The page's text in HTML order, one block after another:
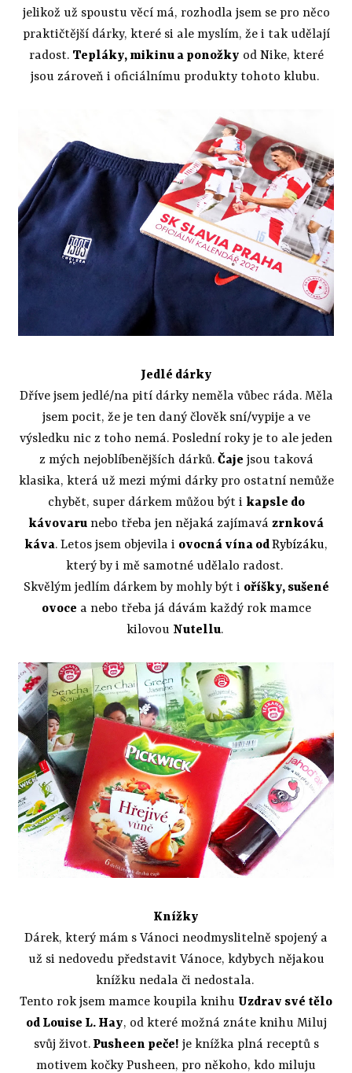
jelikož už spoustu věcí má, rozhodla jsem se pro něco
praktičtější dárky, které si ale myslím, že i tak udělají
radost. Tepláky, mikinu a ponožky od Nike, které
jsou zároveň i oficiálnímu produkty tohoto klubu.
Jedlé dárky
Dříve jsem jedlé/na pití dárky neměla vůbec ráda. Měla
jsem pocit, že je ten daný člověk sní/vypije a ve
výsledku nic z toho nemá. Poslední roky je to ale jeden
z mých nejoblíbenějších dárků. Čaje jsou taková
klasika, která už mezi mými dárky pro ostatní nemůže
chybět, super dárkem můžou být i kapsle do
kávovaru nebo třeba jen nějaká zajímavá zrnková
káva. Letos jsem objevila i ovocná vína odRybízáku,
který by i mě samotné udělalo radost.
Skvělým jedlím dárkem by mohly být i oříšky, sušené
ovoce a nebo třeba já dávám každý rok mamce
kilovou Nutellu.
Knížky
Dárek, který mám s Vánoci neodmyslitelně spojený a
už si nedovedu představit Vánoce, kdybych nějakou
knížku nedala či nedostala.
Tento rok jsem mamce koupila knihu Uzdrav své tělo
od Louise L. Hay, od které možná znáte knihu Miluj
svůj život.Pusheen peče! je knížka plná receptů s
motivem kočky Pusheen, pro někoho, kdo miluju